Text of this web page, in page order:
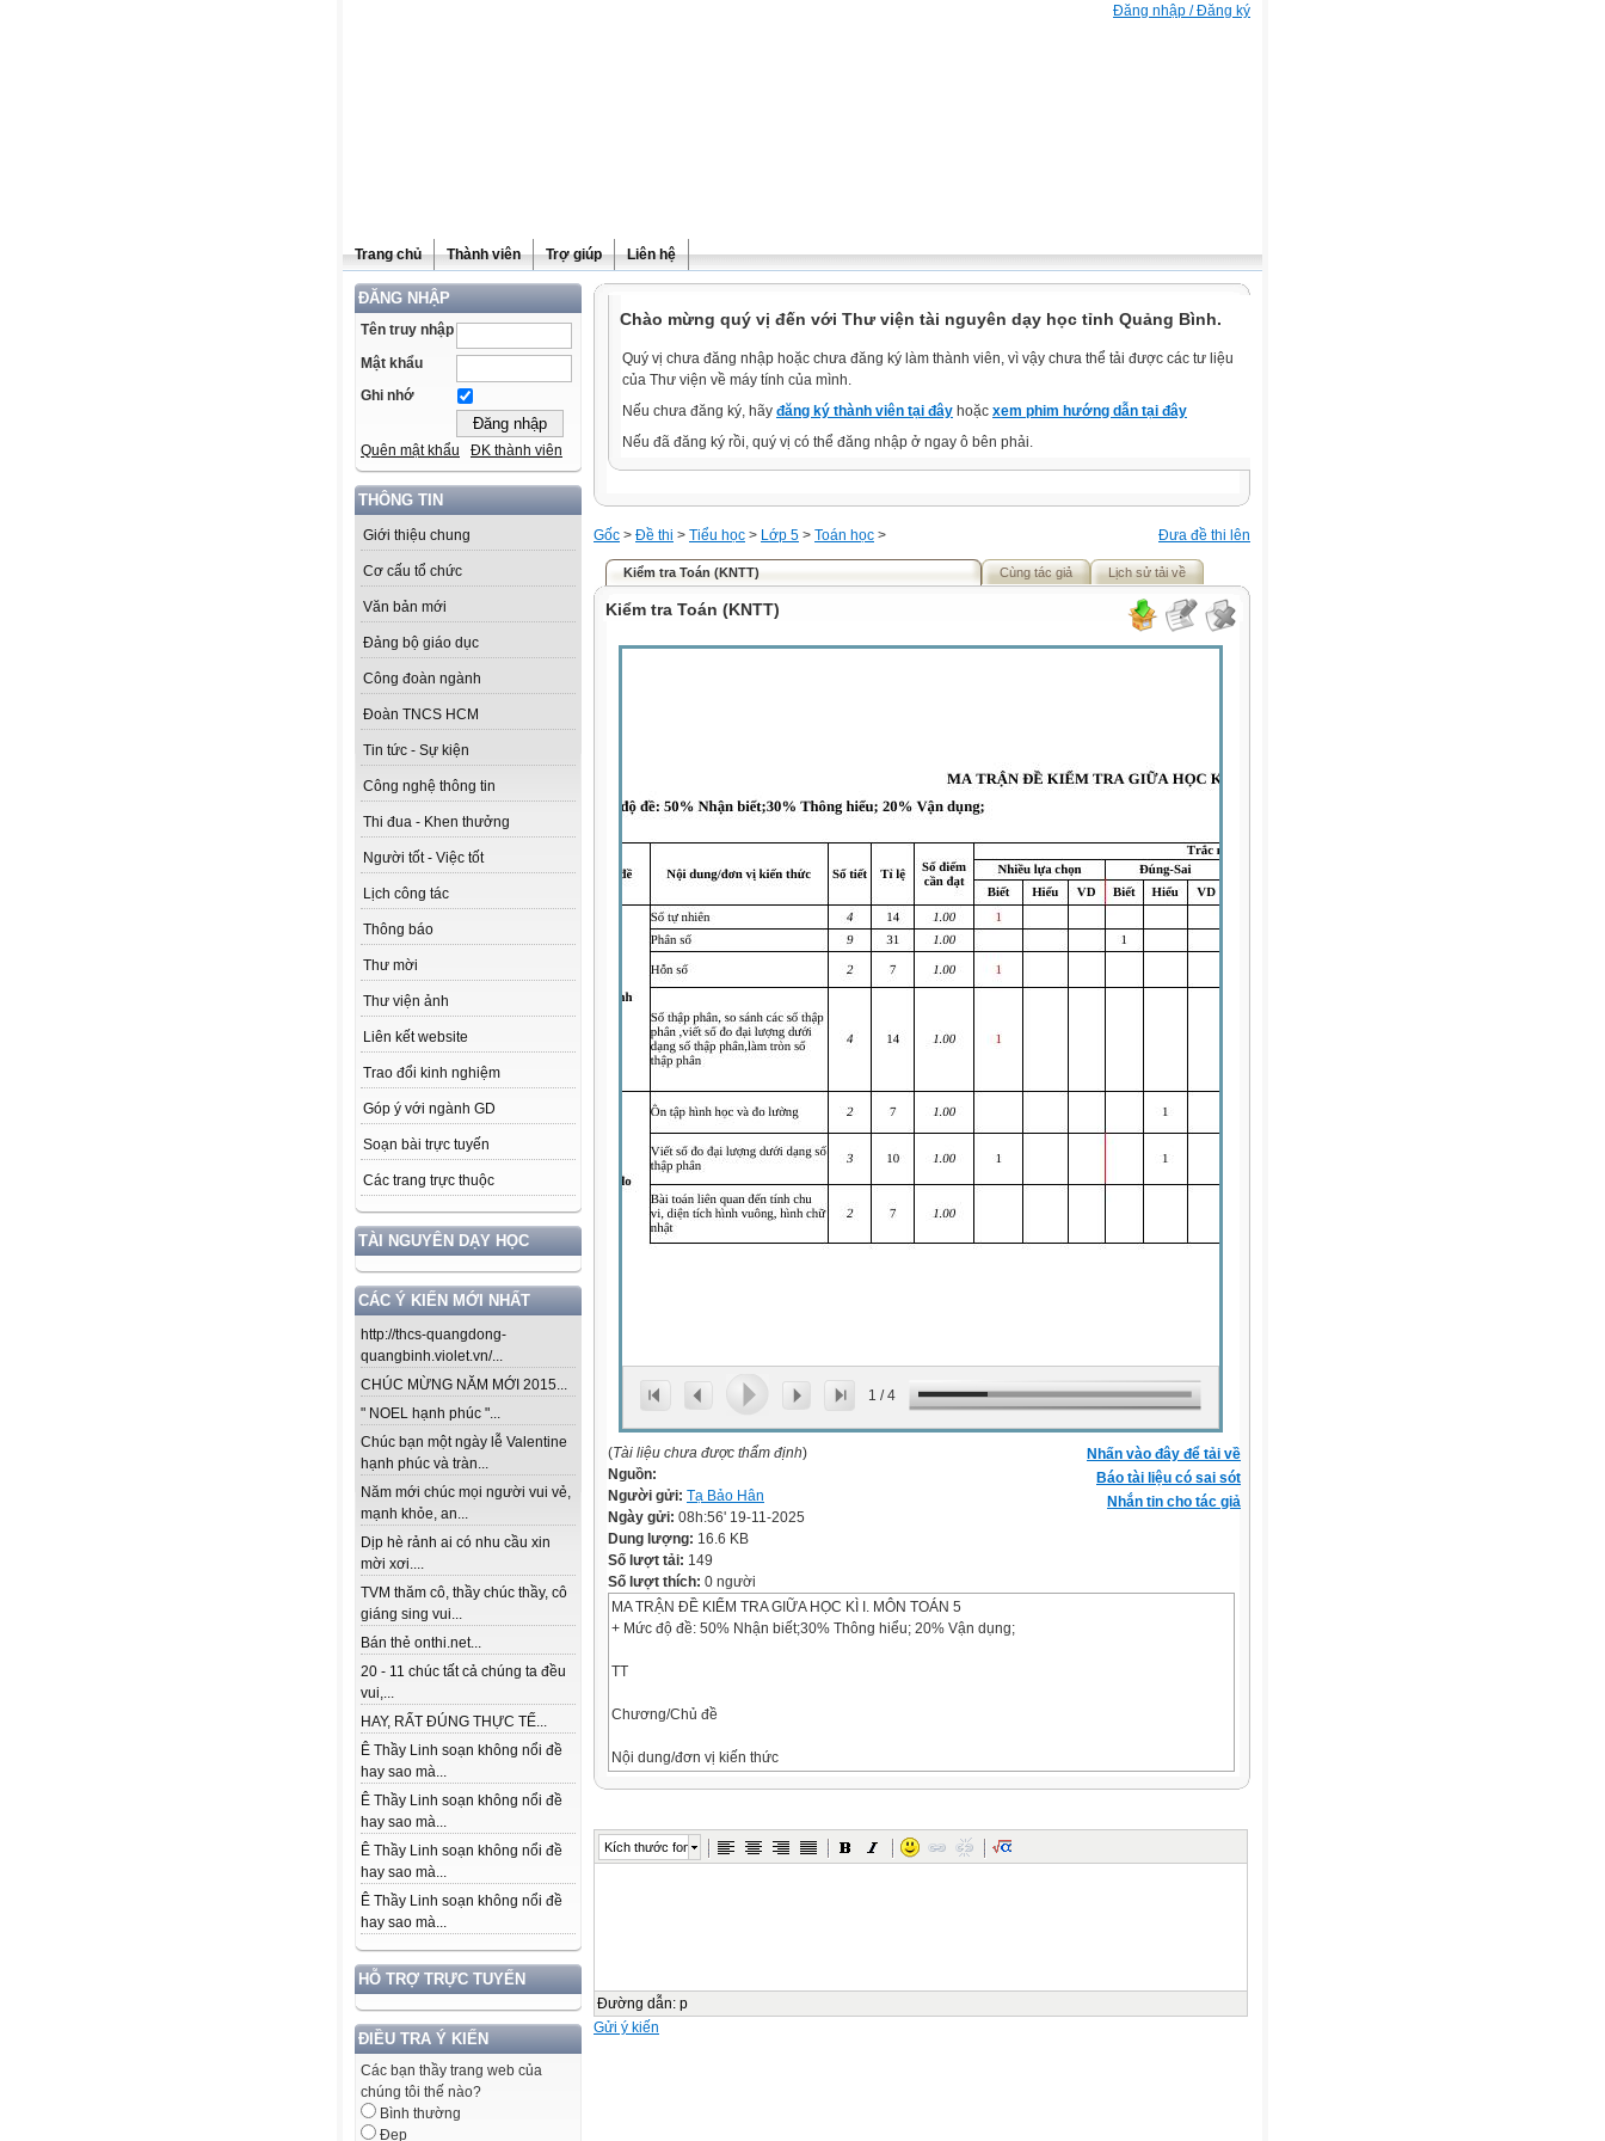
Đăng nhập / Đăng ký
Trang chủ Thành viên Trợ giúp Liên hệ
ĐĂNG NHẬP
Tên truy nhập
Mật khẩu
Ghi nhớ
Quên mật khẩu ĐK thành viên
THÔNG TIN
Giới thiệu chung
Cơ cấu tổ chức
Văn bản mới
Đảng bộ giáo dục
Công đoàn ngành
Đoàn TNCS HCM
Tin tức - Sự kiện
Công nghệ thông tin
Thi đua - Khen thưởng
Người tốt - Việc tốt
Lịch công tác
Thông báo
Thư mời
Thư viện ảnh
Liên kết website
Trao đổi kinh nghiệm
Góp ý với ngành GD
Soạn bài trực tuyến
Các trang trực thuộc
TÀI NGUYÊN DẠY HỌC
CÁC Ý KIẾN MỚI NHẤT
http://thcs-quangdong-
quangbinh.violet.vn/...
CHÚC MỪNG NĂM MỚI 2015...
" NOEL hạnh phúc "...
Chúc bạn một ngày lễ Valentine
hạnh phúc và tràn...
Năm mới chúc mọi người vui vẻ,
mạnh khỏe, an...
Dịp hè rảnh ai có nhu cầu xin
mời xơi....
TVM thăm cô, thầy chúc thầy, cô
giáng sing vui...
Bán thẻ onthi.net...
20 - 11 chúc tất cả chúng ta đều
vui,...
HAY, RẤT ĐÚNG THỰC TẾ...
Ê Thầy Linh soạn không nổi đề
hay sao mà...
Ê Thầy Linh soạn không nổi đề
hay sao mà...
Ê Thầy Linh soạn không nổi đề
hay sao mà...
Ê Thầy Linh soạn không nổi đề
hay sao mà...
HỖ TRỢ TRỰC TUYẾN
ĐIỀU TRA Ý KIẾN
Các bạn thầy trang web của
chúng tôi thế nào?
Bình thường
Đẹp
Chào mừng quý vị đến với Thư viện tài nguyên dạy học tỉnh Quảng Bình.
Quý vị chưa đăng nhập hoặc chưa đăng ký làm thành viên, vì vậy chưa thể tải được các tư liệu
của Thư viện về máy tính của mình.
Nếu chưa đăng ký, hãy đăng ký thành viên tại đây hoặc xem phim hướng dẫn tại đây
Nếu đã đăng ký rồi, quý vị có thể đăng nhập ở ngay ô bên phải.
Đưa đề thi lên
Gốc > Đề thi > Tiểu học > Lớp 5 > Toán học >
Kiểm tra Toán (KNTT) Cùng tác giả Lịch sử tải về
Kiểm tra Toán (KNTT)
1 /4
Nhấn vào đây để tải về
Báo tài liệu có sai sót
Nhắn tin cho tác giả
(Tài liệu chưa được thẩm định)
Nguồn:
Người gửi: Tạ Bảo Hân
Ngày gửi: 08h:56' 19-11-2025
Dung lượng: 16.6 KB
Số lượt tải: 149
Số lượt thích: 0 người
MA TRẬN ĐỀ KIỂM TRA GIỮA HỌC KÌ I. MÔN TOÁN 5
+ Mức độ đề: 50% Nhận biết;30% Thông hiểu; 20% Vận dụng;
TT
Chương/Chủ đề
Nội dung/đơn vị kiến thức
Tỉ lệ
Nối cột
Nhiều lựa chọn
Kích thước font
Đường dẫn: p
Gửi ý kiến